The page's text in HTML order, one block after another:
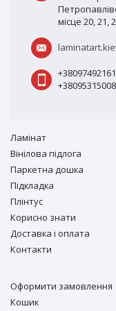
місце 20, 21,
Ламiнат
Вiнiлова підлога
Паркетна дошка
Підкладка
Плінтус
Корисно знати
Доставка і оплата
Контакти
Оформити замовлення
Кошик